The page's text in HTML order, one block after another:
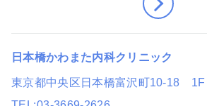
日本橋かわまた内科クリニック
東京都中央区日本橋富沢町10-18 1F